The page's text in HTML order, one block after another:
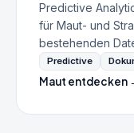
Predictive
für Maut- und
bestehenden
Predictive
Maut entdecken